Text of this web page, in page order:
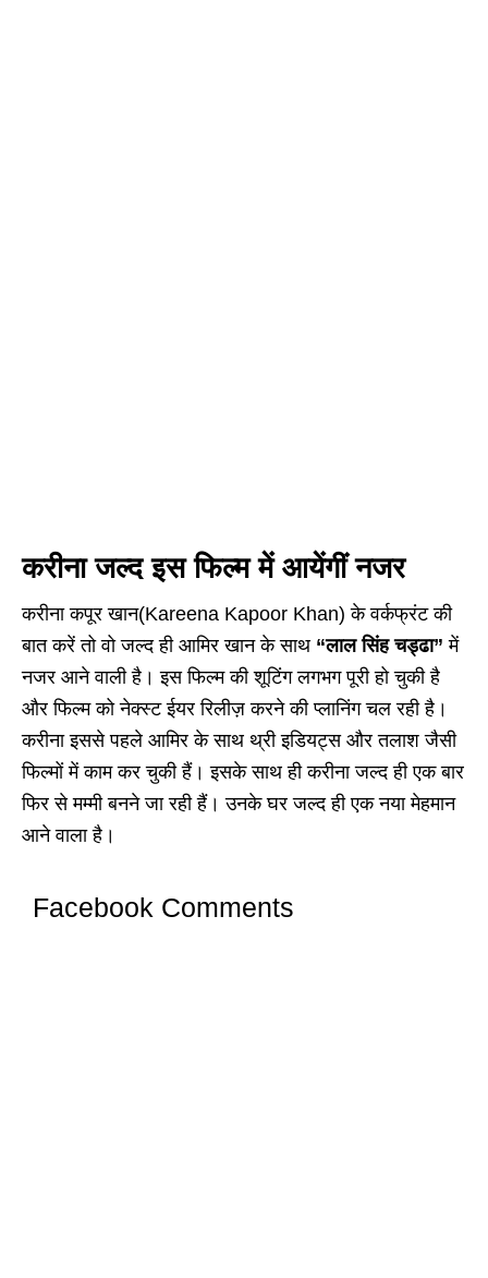
करीना जल्द इस फिल्म में आयेंगीं नजर
करीना कपूर खान(Kareena Kapoor Khan) के वर्कफ्रंट की
बात करें तो वो जल्द ही आमिर खान के साथ “लाल सिंह चड्ढा” में
नजर आने वाली है। इस फिल्म की शूटिंग लगभग पूरी हो चुकी है
और फिल्म को नेक्स्ट ईयर रिलीज़ करने की प्लानिंग चल रही है।
करीना इससे पहले आमिर के साथ थ्री इडियट्स और तलाश जैसी
फिल्मों में काम कर चुकी हैं। इसके साथ ही करीना जल्द ही एक बार
फिर से मम्मी बनने जा रही हैं। उनके घर जल्द ही एक नया मेहमान
आने वाला है।
Facebook Comments